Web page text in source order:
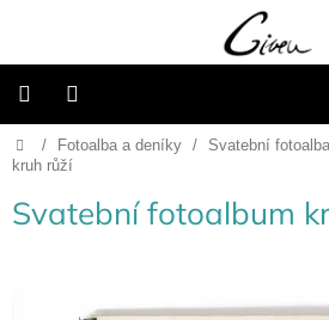
Připravené
dárkové
Vánoce
Domů
/ Fotoalba a deníky / Svatební fotoalba
kruh růží
Svatební fotoalbum